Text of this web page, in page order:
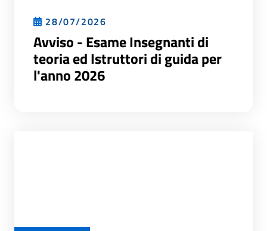
28/07/2026
Avviso - Esame Insegnanti di
teoria ed Istruttori di guida per
l'anno 2026